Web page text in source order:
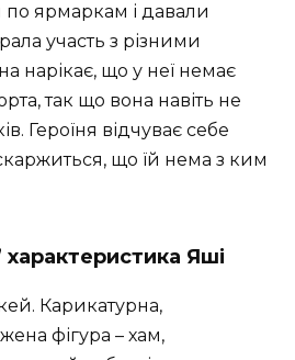
по ярмаркам і давали
участь з різними
нарікає, що у неї немає
так що вона навіть не
Героїня відчуває себе
що їй нема з ким
Яші
Карикатурна,
фігура – хам,